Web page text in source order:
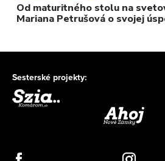
Od maturitného stolu na
Mariana Petrušová o svojej
Sesterské projekty: